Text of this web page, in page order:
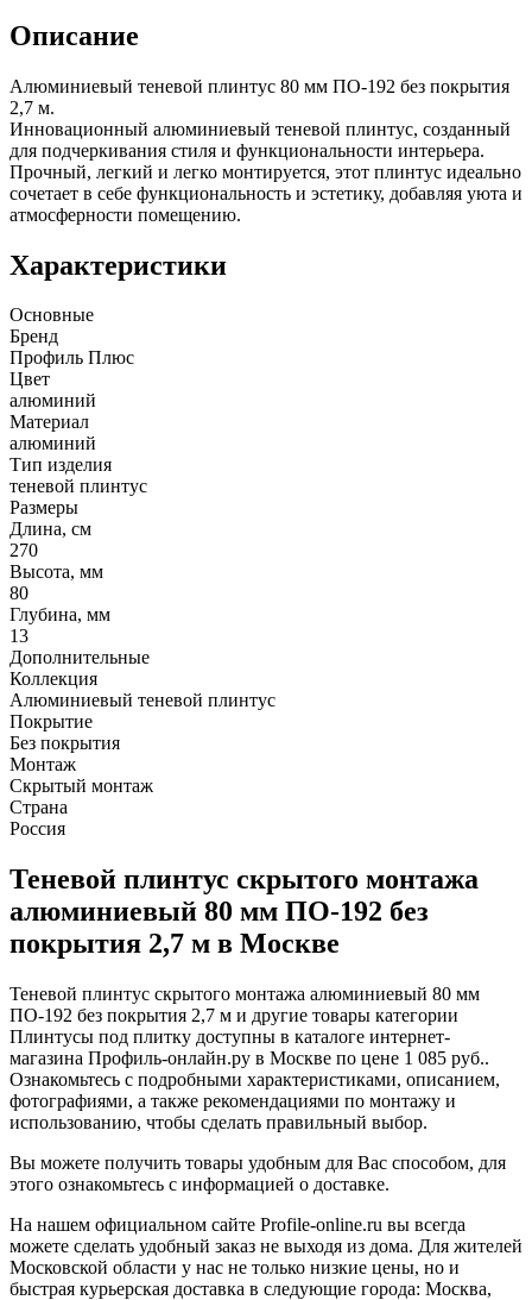
Описание
Алюминиевый теневой плинтус 80 мм ПО-192 без покрытия
2,7 м.
Инновационный алюминиевый теневой плинтус, созданный
для подчеркивания стиля и функциональности интерьера.
Прочный, легкий и легко монтируется, этот плинтус идеально
сочетает в себе функциональность и эстетику, добавляя уюта и
атмосферности помещению.
Характеристики
Основные
Бренд
Профиль Плюс
Цвет
алюминий
Материал
алюминий
Тип изделия
теневой плинтус
Размеры
Длина, см
270
Высота, мм
80
Глубина, мм
13
Дополнительные
Коллекция
Алюминиевый теневой плинтус
Покрытие
Без покрытия
Монтаж
Скрытый монтаж
Страна
Россия
Теневой плинтус скрытого монтажа
алюминиевый 80 мм ПО-192 без
покрытия 2,7 м в Москве
Теневой плинтус скрытого монтажа алюминиевый 80 мм
ПО-192 без покрытия 2,7 м и другие товары категории
Плинтусы под плитку доступны в каталоге интернет-
магазина Профиль-онлайн.ру в Москве по цене 1 085 руб..
Ознакомьтесь с подробными характеристиками, описанием,
фотографиями, а также рекомендациями по монтажу и
использованию, чтобы сделать правильный выбор.
Вы можете получить товары удобным для Вас способом, для
этого ознакомьтесь с информацией о доставке.
На нашем официальном сайте Profile-online.ru вы всегда
можете сделать удобный заказ не выходя из дома. Для жителей
Московской области у нас не только низкие цены, но и
быстрая курьерская доставка в следующие города: Москва,